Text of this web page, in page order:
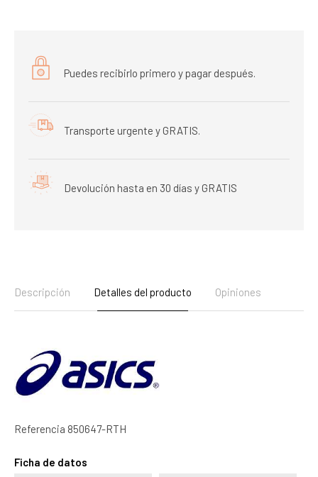
Puedes recibirlo primero y pagar después.
Transporte urgente y GRATIS.
Devolución hasta en 30 días y GRATIS
Descripción Detalles del producto Opiniones
Referencia 850647-RTH
Ficha de datos